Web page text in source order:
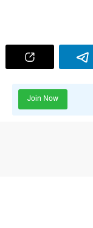
Join Now